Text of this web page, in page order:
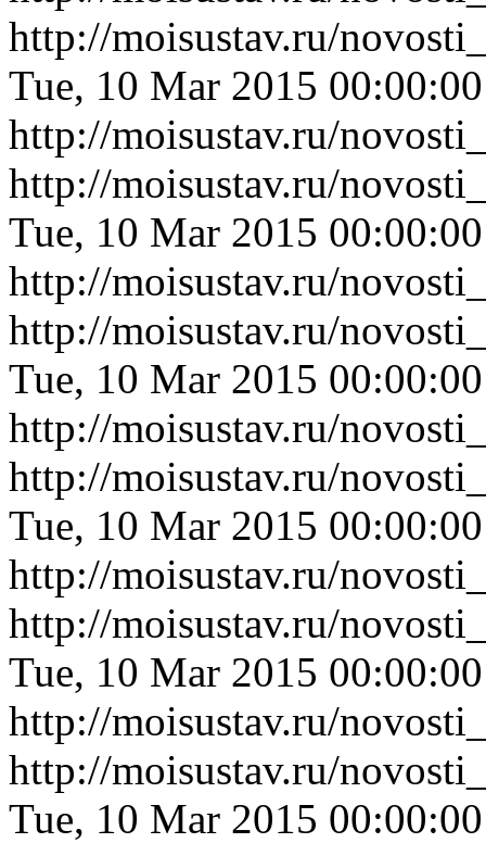
http://moisustav.ru/
Tue, 10 Mar 2015
http://moisustav.ru/
http://moisustav.ru/
Tue, 10 Mar 2015
http://moisustav.ru/
http://moisustav.ru/
Tue, 10 Mar 2015
http://moisustav.ru/
http://moisustav.ru/
Tue, 10 Mar 2015
http://moisustav.ru/
http://moisustav.ru/
Tue, 10 Mar 2015
http://moisustav.ru/
http://moisustav.ru/
Tue, 10 Mar 2015